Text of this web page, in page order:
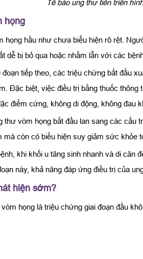
Tế bào ung thư tiến triển
họng
họng hầu như chưa biểu hiện rõ rệt.
bị bỏ qua hoặc nhầm lẫn với các
tiếp theo, các triệu chứng bắt đầu
Đặc biệt, việc điều trị bằng thuốc
điểm cứng, không di động, không đau
thư vòm họng bắt đầu lan sang các
còn có biểu hiện suy giảm sức
khi khối u tăng sinh nhanh và di
này, khả năng đáp ứng điều trị của
hiện sớm?
họng là triệu chứng giai đoạn đầu